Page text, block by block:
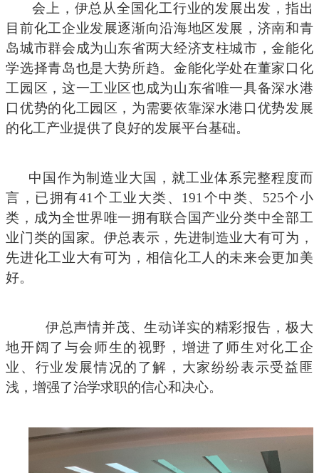
会上， 伊总从全国化工行业的发展出发， 指出
目前化工企业发展逐渐向沿海地区发展，济南和青
岛城市群会成为山东省两大经济支柱城市，金能化
学选择青岛也是大势所趋。金能化学处在董家口化
工园区，这一工业区也成为山东省唯一具备深水港
口优势的化工园区，为需要依靠深水港口优势发展
的化工产业提供了良好的发展平台基础。
中 国 作为制造业大国 ， 就工业体系完整程度而
言 ， 已拥有41个工业大类、 191个中类、 525个小
类，成为全世界唯一拥有联合国产业分类中全部工
业门类的国家。 伊总表示， 先进制造业大有可为，
先进化工业大有可为，相信化工人的未来会更加美
好。
伊总声情并茂、生动详实的精彩报告，极大
地开阔了与会师生的视野，增进了师生对化工企
业、行业发展情况的了解，大家纷纷表示受益匪
浅，增强了治学求职的信心和决心。